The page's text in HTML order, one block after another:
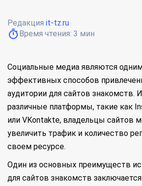
Редакция it-tz.ru
Время чтения: 3 мин
Социальные медиа являются
эффективных способов
аудитории для сайтов знакомств.
различные платформы, такие как
или VKontakte, владельцы сайтов
увеличить трафик и количество
своем ресурсе.
Один из основных преимуществ
для сайтов знакомств